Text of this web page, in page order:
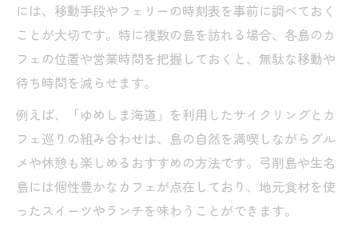
には、移動手段やフェリーの時刻表を事前に調べておく
ことが大切です。特に複数の島を訪れる場合、各島のカ
フェの位置や営業時間を把握しておくと、無駄な移動や
待ち時間を減らせます。
例えば、「ゆめしま海道」を利用したサイクリングとカ
フェ巡りの組み合わせは、島の自然を満喫しながらグル
メや休憩も楽しめるおすすめの方法です。弓削島や生名
島には個性豊かなカフェが点在しており、地元食材を使
ったスイーツやランチを味わうことができます。